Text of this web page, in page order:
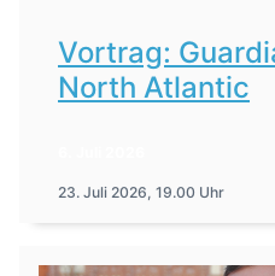
Vortrag:
North Atlantic
23. Juli 2026, 19.00 Uhr